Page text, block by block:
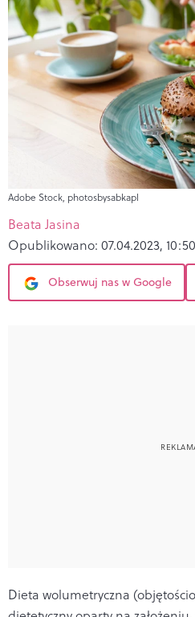
Adobe Stock, photosbysabkapl
Beata Jasina
Opublikowano: 07.04.2023, 10:50
Obserwuj nas w Google
Dieta wolumetryczna